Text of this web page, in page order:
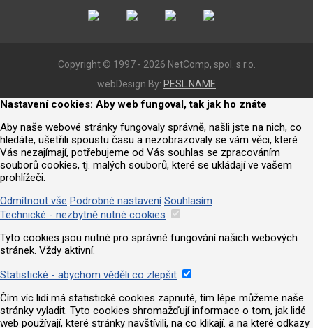
Copyright © 1997 - 2026 NetComp, spol. s r.o.
webDesign By: PESL.NAME
Nastavení cookies: Aby web fungoval, tak jak ho znáte
Aby naše webové stránky fungovaly správně, našli jste na nich, co
hledáte, ušetřili spoustu času a nezobrazovaly se vám věci, které
Vás nezajímají, potřebujeme od Vás souhlas se zpracováním
souborů cookies, tj. malých souborů, které se ukládají ve vašem
prohlížeči.
Odmítnout vše Podrobné nastavení Souhlasím
Technické - nezbytně nutné cookies
Tyto cookies jsou nutné pro správné fungování našich webových
stránek. Vždy aktivní.
Statistické - abychom věděli co zlepšit
Čím víc lidí má statistické cookies zapnuté, tím lépe můžeme naše
stránky vyladit. Tyto cookies shromažďují informace o tom, jak lidé
web používají, které stránky navštívili, na co klikají. a na které odkazy